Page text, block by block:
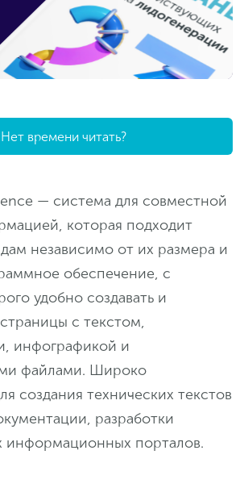
Нет времени читать?
— система для совместной
которая подходит
независимо от их размера и
обеспечение, с
удобно создавать и
с текстом,
инфографикой и
файлами. Широко
создания технических текстов
разработки
информационных порталов.